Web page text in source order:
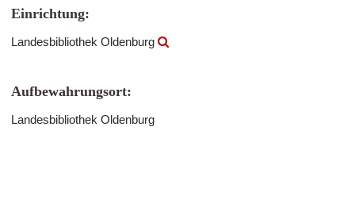
Einrichtung:
Landesbibliothek Oldenburg
Aufbewahrungsort:
Landesbibliothek Oldenburg